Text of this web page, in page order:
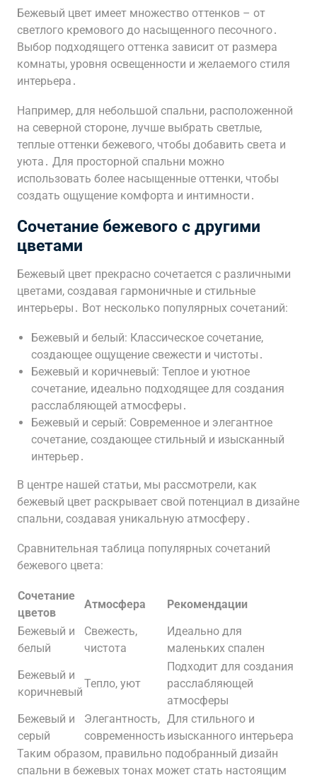
Бежевый цвет имеет множество оттенков – от
светлого кремового до насыщенного песочного․
Выбор подходящего оттенка зависит от размера
комнаты, уровня освещенности и желаемого стиля
интерьера․
Например, для небольшой спальни, расположенной
на северной стороне, лучше выбрать светлые,
теплые оттенки бежевого, чтобы добавить света и
уюта․ Для просторной спальни можно
использовать более насыщенные оттенки, чтобы
создать ощущение комфорта и интимности․
Сочетание бежевого с другими
цветами
Бежевый цвет прекрасно сочетается с различными
цветами, создавая гармоничные и стильные
интерьеры․ Вот несколько популярных сочетаний:
Бежевый и белый: Классическое сочетание,
создающее ощущение свежести и чистоты․
Бежевый и коричневый: Теплое и уютное
сочетание, идеально подходящее для создания
расслабляющей атмосферы․
Бежевый и серый: Современное и элегантное
сочетание, создающее стильный и изысканный
интерьер․
В центре нашей статьи, мы рассмотрели, как
бежевый цвет раскрывает свой потенциал в дизайне
спальни, создавая уникальную атмосферу․
Сравнительная таблица популярных сочетаний
бежевого цвета:
Сочетание
цветов
Атмосфера
Рекомендации
Бежевый и
белый
Свежесть,
чистота
Идеально для
маленьких спален
Бежевый и
коричневый
Тепло, уют
Подходит для создания
расслабляющей
атмосферы
Бежевый и
серый
Элегантность,
современность
Для стильного и
изысканного интерьера
Таким образом, правильно подобранный дизайн
спальни в бежевых тонах может стать настоящим